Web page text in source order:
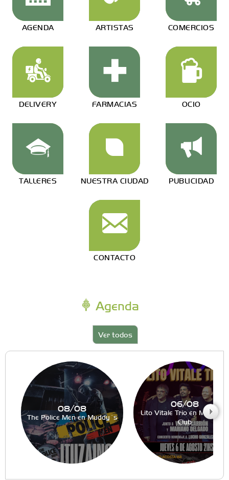
AGENDA ARTISTAS COMERCIOS
DELIVERY FARMACIAS OCIO
TALLERES NUESTRA CIUDAD PUBLICIDAD
CONTACTO
Agenda
Ver todos
08/08
The Police Men en Muddy´s
06/08
Lito Vitale Trio en Muddy´s
Club